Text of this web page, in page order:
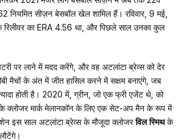
नियमित सीज़न बेसबॉल खेल शामिल हैं। रविवार, 9 मई,
का ERA 4.56 था, और पिछले साल उनका कुल
पर लाने में मदद करेंगे, और वह अटलांटा ब्रेव्स को देर
मैचों के अंत में जीत हासिल करने में सक्षम बनाएंगे, जब
होती है। 2020 में, ग्रीन, जो एक फ्री एजेंट थे, को
क्लोजर मार्क मेलानकॉन के लिए एक सेट-अप मैन के रूप में
इस साल अटलांटा ब्रेव्स के मौजूदा क्लोजरविल स्मिथके